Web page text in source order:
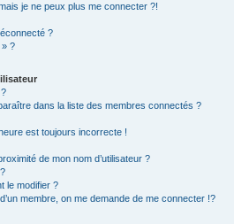
je ne peux plus me connecter ?!
?
» ?
dans la liste des membres connectés ?
est toujours incorrecte !
de mon nom d’utilisateur ?
le modifier ?
membre, on me demande de me connecter !?